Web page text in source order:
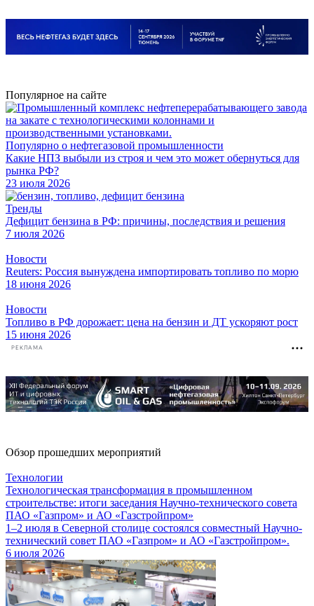
Популярное на сайте
Популярно о нефтегазовой промышленности
Какие НПЗ выбыли из строя и чем это может обернуться для
рынка РФ?
23 июля 2026
Тренды
Дефицит бензина в РФ: причины, последствия и решения
7 июля 2026
Новости
Reuters: Россия вынуждена импортировать топливо по морю
18 июня 2026
Новости
Топливо в РФ дорожает: цена на бензин и ДТ ускоряют рост
15 июня 2026
РЕКЛАМА
Обзор прошедших мероприятий
Технологии
Технологическая трансформация в промышленном
строительстве: итоги заседания Научно-технического совета
ПАО «Газпром» и АО «Газстройпром»
1–2 июля в Северной столице состоялся совместный Научно-
технический совет ПАО «Газпром» и АО «Газстройпром».
6 июля 2026